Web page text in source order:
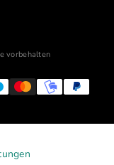
vorbehalten